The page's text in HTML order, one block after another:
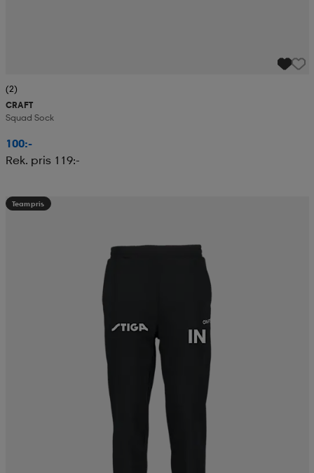
(2)
CRAFT
Squad Sock
100:-
Rek. pris 119:-
Teampris